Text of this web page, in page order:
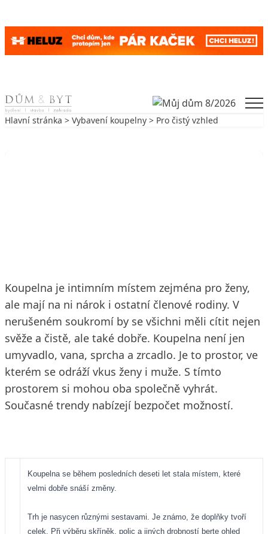
Skip to content
Hlavní stránka > Vybavení koupelny > Pro čistý vzhled
Koupelna je intimním místem zejména pro ženy,
ale mají na ni nárok i ostatní členové rodiny. V
nerušeném soukromí by se všichni měli cítit nejen
svěže a čistě, ale také dobře. Koupelna není jen
umyvadlo, vana, sprcha a zrcadlo. Je to prostor, ve
kterém se odráží vkus ženy i muže. S tímto
prostorem si mohou oba společně vyhrát.
Současné trendy nabízejí bezpočet možností.
Koupelna se během posledních deseti let stala místem, které
velmi dobře snáší změny.
Trh je nasycen různými sestavami. Je známo, že doplňky tvoří
celek. Při výběru skříněk, polic a jiných drobností berte ohled